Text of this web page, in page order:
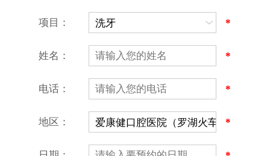
营业时间：9:00-18:00
项目： *
姓名： *
电话： *
地区： *